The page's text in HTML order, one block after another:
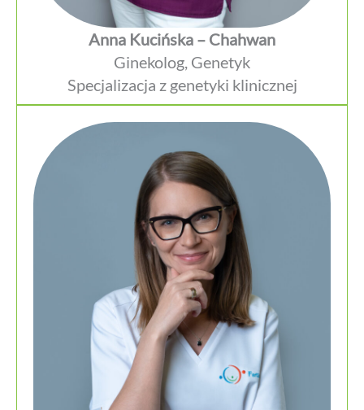
Anna Kucińska – Chahwan
Ginekolog, Genetyk
Specjalizacja z genetyki klinicznej